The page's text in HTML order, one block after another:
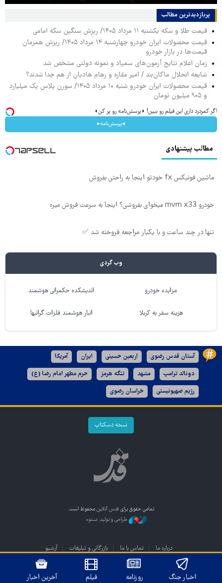
پربازدیدترین‌ مطالب
قیمت طلا و سکه یکشنبه ۱۱ مرداد ۱۴۰۵/ ریزش سنگین سکه امامی
قیمت محصولات ایران خودرو چهارشنبه ۱۴ مرداد ۱۴۰۵/ ریزش همزمان
قیمت‌ها در بازار خودرو
زمان اعلام نتایج آزمون‌های سمپاد و نمونه دولتی مشخص شد
شایعه انحلال ماکان‌بند / امیر مقاره و رهام هادیان از هم جدا شدند؟
قیمت محصولات ایران خودرو شنبه ۱۰ مرداد ۱۴۰۵/ سورن پلاس یک میلیارد
و ۹۰۵ میلیون تومان
اگر کمردرد داری این فیلم رو ببین! ◗پرسش‌نامه رو پر کن◖
◂پرسش‌نامه▸
مطالب پیشنهادی
ماشین فونیکس fx خودتو اینجا به راحتی بفروش
خودرو mvm x33 میخوای بفروشی؟ اینجا به سرعت فروش میره
تنها در چند ساعت و با یکبار مراجعه فروخته شد ✅
وب گردی
مزایده خودرو اندیشکده حکمرانی هوشمند
هزینه سفر به کربلا انبار هوشمند فلزات گرانبها
آستان قدس رضوی اربعین حسینی ایران آمریکا
دونالد ترامپ مشهد تنگه هرمز حرم مطهر امام رضا (ع)
رژیم صهیونیستی خراسان رضوی
نسخه دسکتاپ
تمامی حقوق برای قدس آنلاین محفوظ است.
طراحی و تولید: نستوه
درباره ما تماس با ما بازرگانی و تبلیغات آرشیو
اخبار جنگ روزنامه فیلم آخرین اخبار